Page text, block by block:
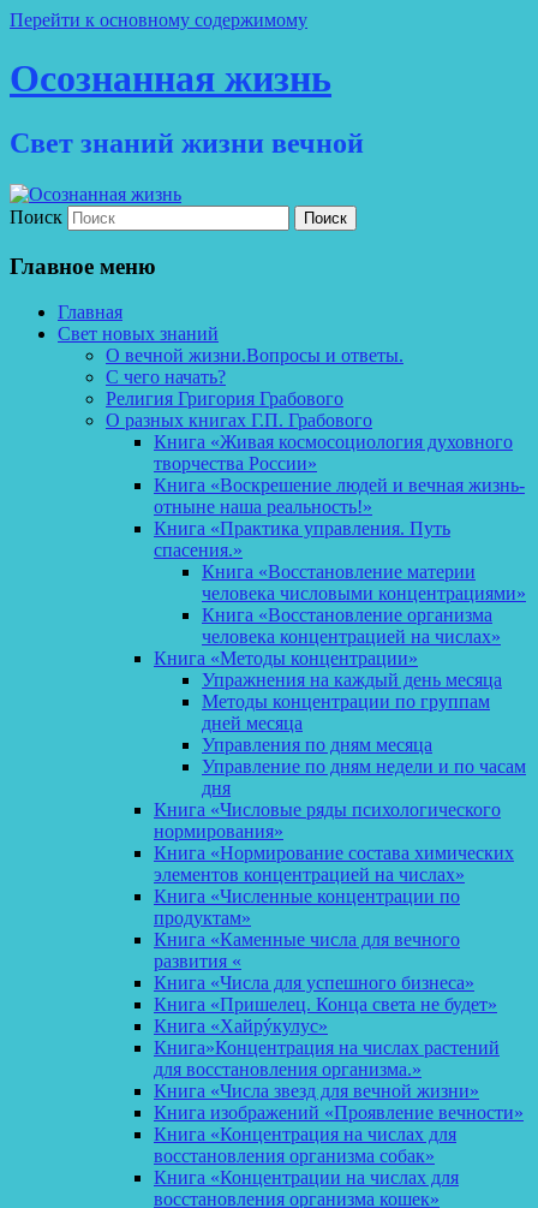
Перейти к основному содержимому
Осознанная жизнь
Свет знаний жизни вечной
Поиск
Главное меню
Главная
Свет новых знаний
О вечной жизни.Вопросы и ответы.
С чего начать?
Религия Григория Грабового
О разных книгах Г.П. Грабового
Книга «Живая космосоциология духовного
творчества России»
Книга «Воскрешение людей и вечная жизнь-
отныне наша реальность!»
Книга «Практика управления. Путь
спасения.»
Книга «Восстановление материи
человека числовыми концентрациями»
Книга «Восстановление организма
человека концентрацией на числах»
Книга «Методы концентрации»
Упражнения на каждый день месяца
Методы концентрации по группам
дней месяца
Управления по дням месяца
Управление по дням недели и по часам
дня
Книга «Числовые ряды психологического
нормирования»
Книга «Нормирование состава химических
элементов концентрацией на числах»
Книга «Численные концентрации по
продуктам»
Книга «Каменные числа для вечного
развития «
Книга «Числа для успешного бизнеса»
Книга «Пришелец. Конца света не будет»
Книга «Хайрýкулус»
Книга»Концентрация на числах растений
для восстановления организма.»
Книга «Числа звезд для вечной жизни»
Книга изображений «Проявление вечности»
Книга «Концентрация на числах для
восстановления организма собак»
Книга «Концентрации на числах для
восстановления организма кошек»